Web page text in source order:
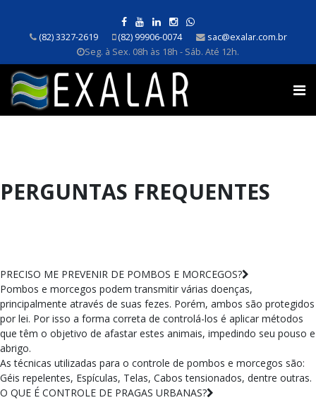
(82) 3327-2619 (82) 99906-0074
sac@exalar.com.br
Seg. à Sex. 08h às 18h - Sáb. Até 12h.
PERGUNTAS FREQUENTES
PRECISO ME PREVENIR DE POMBOS E MORCEGOS?
Pombos e morcegos podem transmitir várias doenças,
principalmente através de suas fezes. Porém, ambos são protegidos
por lei. Por isso a forma correta de controlá-los é aplicar métodos
que têm o objetivo de afastar estes animais, impedindo seu pouso e
abrigo.
As técnicas utilizadas para o controle de pombos e morcegos são:
Géis repelentes, Espículas, Telas, Cabos tensionados, dentre outras.
O QUE É CONTROLE DE PRAGAS URBANAS?